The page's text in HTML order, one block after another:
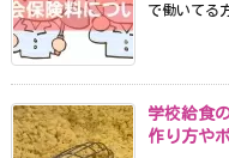
で働いてる
学校給食
作り方や